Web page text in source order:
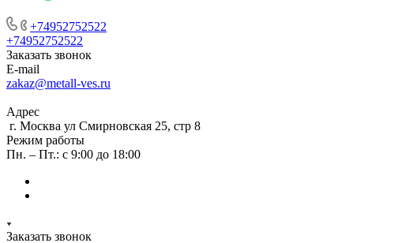
+74952752522
+74952752522
Заказать звонок
E-mail
zakaz@metall-ves.ru
Адрес
г. Москва ул Смирновская 25, стр 8
Режим работы
Пн. – Пт.: с 9:00 до 18:00
Заказать звонок